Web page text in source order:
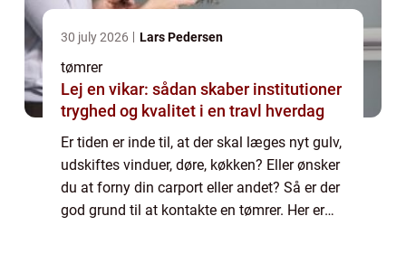
30 july 2026 Lars Pedersen
tømrer
Lej en vikar: sådan skaber institutioner
tryghed og kvalitet i en travl hverdag
Er tiden er inde til, at der skal læges nyt gulv,
udskiftes vinduer, døre, køkken? Eller ønsker
du at forny din carport eller andet? Så er der
god grund til at kontakte en tømrer. Her er